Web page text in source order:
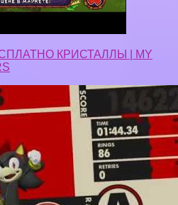
Avatar | Null Space | Nintendo